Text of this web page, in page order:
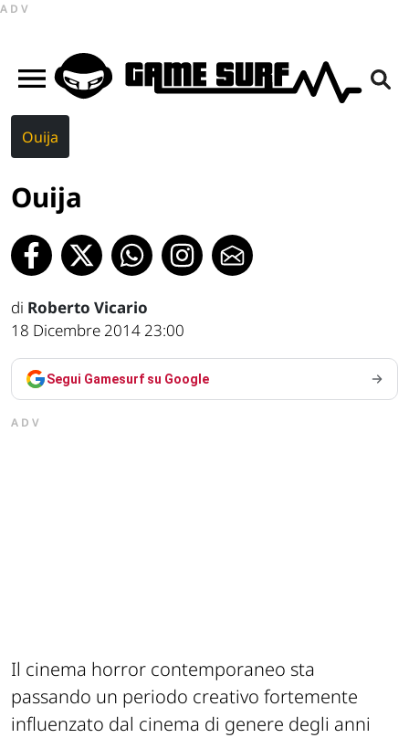
ADV
Ouija
Ouija
di Roberto Vicario
18 Dicembre 2014 23:00
Segui Gamesurf su Google
ADV
Il cinema horror contemporaneo sta
passando un periodo creativo fortemente
influenzato dal cinema di genere degli anni